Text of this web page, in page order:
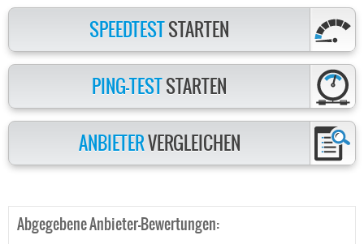
SPEEDTESTSTARTEN
PING-TESTSTARTEN
ANBIETERVERGLEICHEN
Abgegebene Anbieter-Bewertungen: